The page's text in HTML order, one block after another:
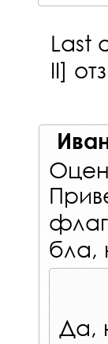
Last
II]
бла,
Да,